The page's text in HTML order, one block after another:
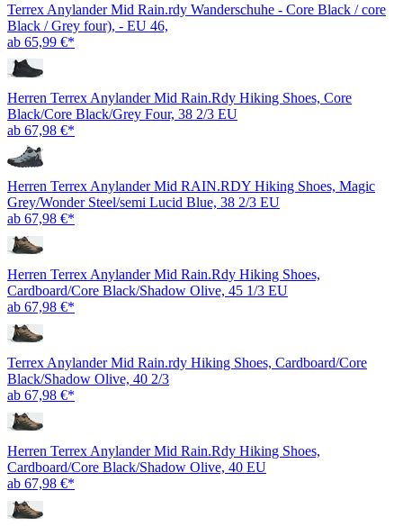
Terrex Anylander Mid Rain.rdy Wanderschuhe - Core Black / core
Black / Grey four), - EU 46,
ab 65,99 €*
Herren Terrex Anylander Mid Rain.Rdy Hiking Shoes, Core
Black/Core Black/Grey Four, 38 2/3 EU
ab 67,98 €*
Herren Terrex Anylander Mid RAIN.RDY Hiking Shoes, Magic
Grey/Wonder Steel/semi Lucid Blue, 38 2/3 EU
ab 67,98 €*
Herren Terrex Anylander Mid Rain.Rdy Hiking Shoes,
Cardboard/Core Black/Shadow Olive, 45 1/3 EU
ab 67,98 €*
Terrex Anylander Mid Rain.rdy Hiking Shoes, Cardboard/Core
Black/Shadow Olive, 40 2/3
ab 67,98 €*
Herren Terrex Anylander Mid Rain.Rdy Hiking Shoes,
Cardboard/Core Black/Shadow Olive, 40 EU
ab 67,98 €*